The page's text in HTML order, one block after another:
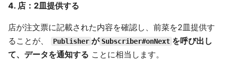
4. 店：2皿提供する
店が注文票に記載された内容を確認し、前菜を2皿提供す
ることが、
Publisher が Subscriber#onNext を呼び出し
て、データを通知する ことに相当します。